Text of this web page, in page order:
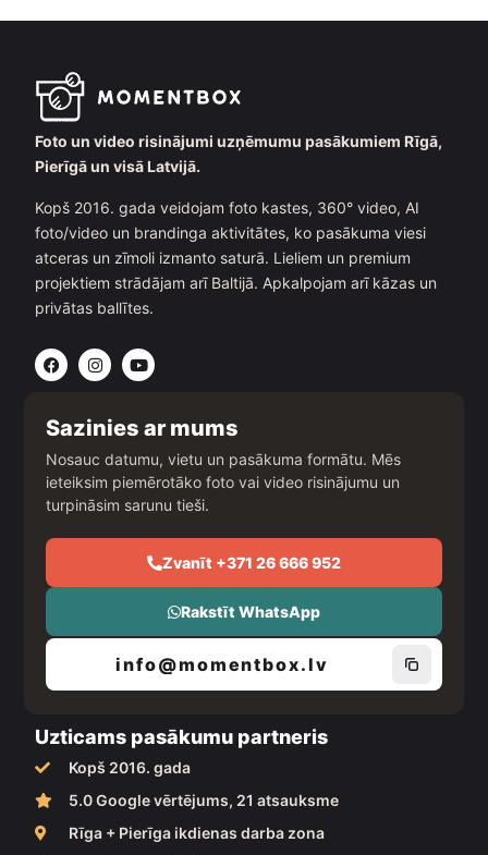
Foto un video risinājumi uzņēmumu pasākumiem Rīgā,
Pierīgā un visā Latvijā.
Kopš 2016. gada veidojam foto kastes, 360° video, AI
foto/video un brandinga aktivitātes, ko pasākuma viesi
atceras un zīmoli izmanto saturā. Lieliem un premium
projektiem strādājam arī Baltijā. Apkalpojam arī kāzas un
privātas ballītes.
F
a
b
o
o
k
I
n
a
g
r
a
m
Y
o
u
b
e
Sazinies ar mums
Nosauc datumu, vietu un pasākuma formātu. Mēs
ieteiksim piemērotāko foto vai video risinājumu un
turpināsim sarunu tieši.
Zvanīt +371 26 666 952
Rakstīt WhatsApp
info@momentbox.lv
Uzticams pasākumu partneris
Kopš 2016. gada
5.0 Google vērtējums, 21 atsauksme
Rīga + Pierīga ikdienas darba zona